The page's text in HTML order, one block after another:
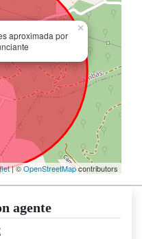
aproximada por
×
| ©OpenStreetMapcontributors
agente